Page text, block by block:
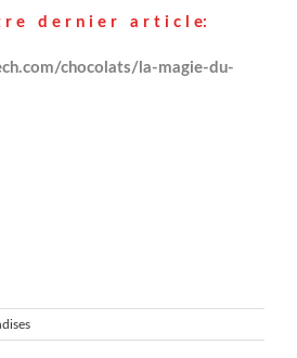
r e d e r n i e r a r t i c l e:
chocolats/la-magie-du-